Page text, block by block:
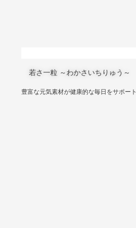
若さ一粒 ～わかさいちりゅう～
豊富な元気素材が健康的な毎日をサポート